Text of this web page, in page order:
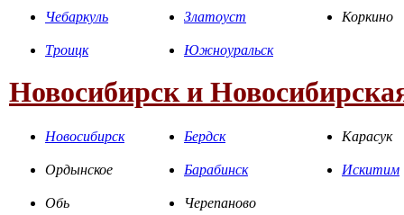
Чебаркуль Златоуст Коркино
Троицк Южноуральск
Новосибирск и
Новосибирск Бердск Карасук
Ордынское Барабинск Искитим
Обь Черепаново